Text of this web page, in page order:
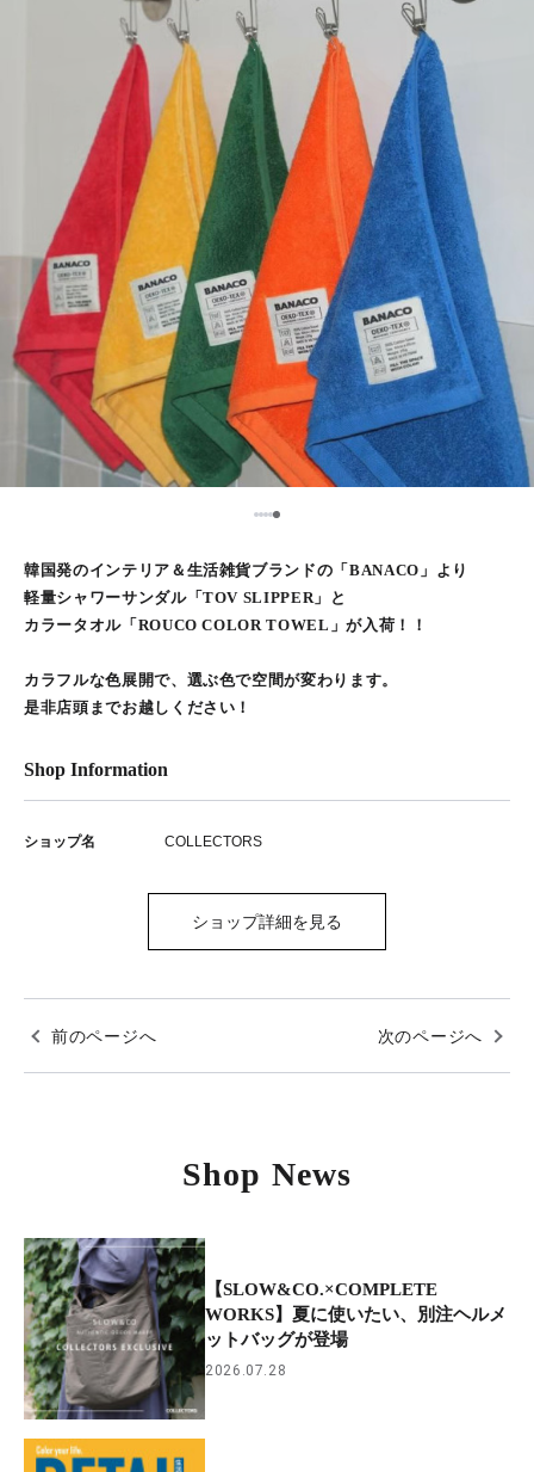
1234
韓国発のインテリア＆生活雑貨ブランドの「BANACO」より
軽量シャワーサンダル「TOV SLIPPER」と
カラータオル「ROUCO COLOR TOWEL」が入荷！！
カラフルな色展開で、選ぶ色で空間が変わります。
是非店頭までお越しください！
Shop Information
ショップ名 COLLECTORS
ショップ詳細を見る
前のページへ 次のページへ
Shop News
【SLOW&CO.×COMPLETE
WORKS】夏に使いたい、別注ヘルメ
ットバッグが登場
2026.07.28